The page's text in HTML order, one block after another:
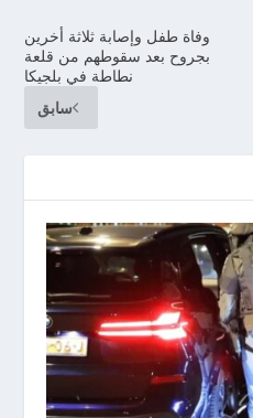
وفاة طفل وإصابة ثلاثة أخرين
بجروح بعد سقوطهم من قلعة
نطاطة في بلجيكا
سابق